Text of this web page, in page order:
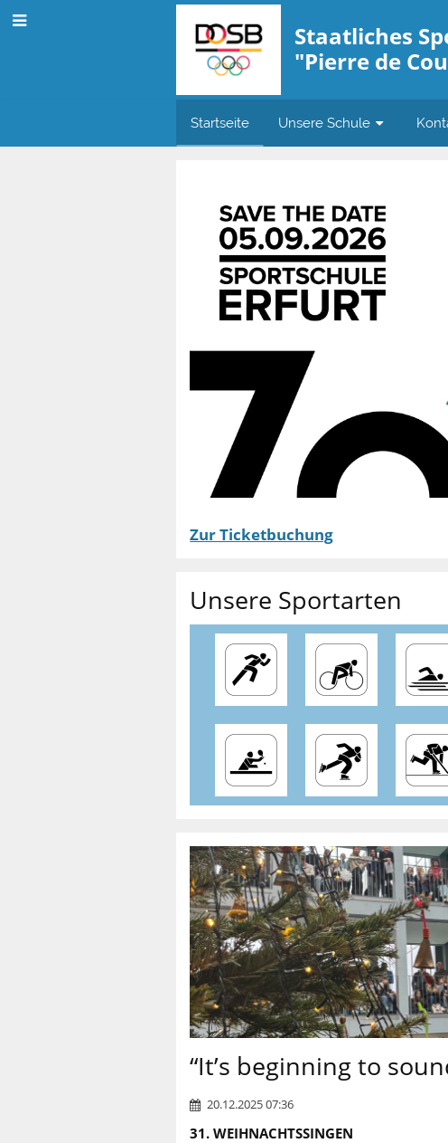
Staatliches
"Pierre de
Startseite Unsere Schule
Zur Ticketbuchung
Unsere Sportarten
“It’s beginning to
20.12.2025 07:36
31. WEIHNACHTSSINGEN